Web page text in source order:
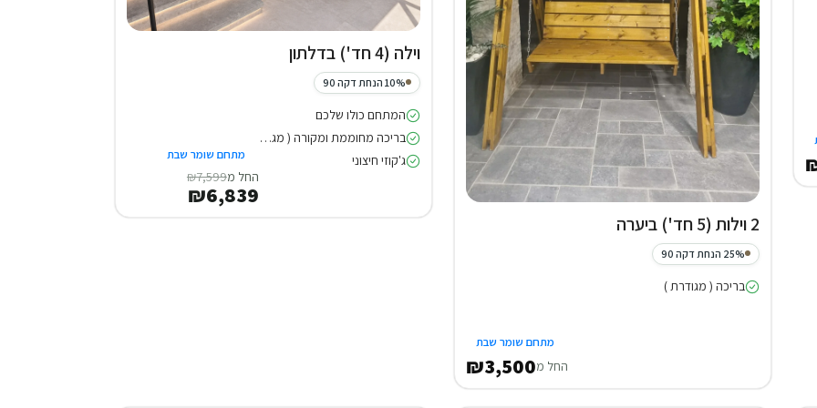
2 וילות (5 חד') ביערה
25% הנחת דקה 90
בריכה ( מגודרת )
מתחם שומר שבת
החל מ₪3,500
וילה (4 חד') בדלתון
10% הנחת דקה 90
המתחם כולו שלכם
בריכה מחוממת ומקורה ( מגודרת )
ג'קוזי חיצוני
מתחם שומר שבת
החל מ₪7,599
₪6,839